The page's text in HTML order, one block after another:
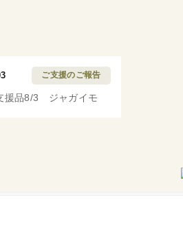
ご支援のご報告
援品8/3 ジャガイモ